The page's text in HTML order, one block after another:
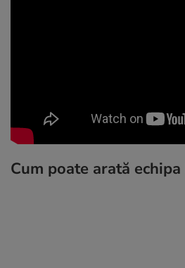
Cum poate arată